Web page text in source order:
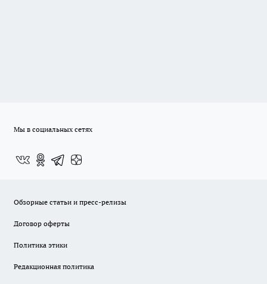
Мы в социальных сетях
Обзорные статьи и пресс-релизы
Договор оферты
Политика этики
Редакционная политика